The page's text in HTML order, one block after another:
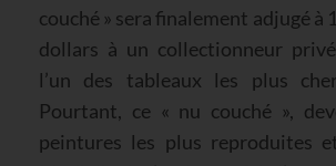
couché » sera finalement adjugé à
dollars à un collectionneur
l’un des tableaux les plus
Pourtant, ce « nu couché »,
peintures les plus reproduites